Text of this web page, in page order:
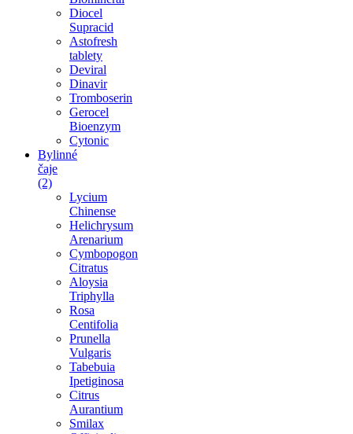
Diocel
Supracid
Astofresh
tablety
Deviral
Dinavir
Tromboserin
Gerocel
Bioenzym
Cytonic
Bylinné
čaje
(2)
Lycium
Chinense
Helichrysum
Arenarium
Cymbopogon
Citratus
Aloysia
Triphylla
Rosa
Centifolia
Prunella
Vulgaris
Tabebuia
Ipetiginosa
Citrus
Aurantium
Smilax